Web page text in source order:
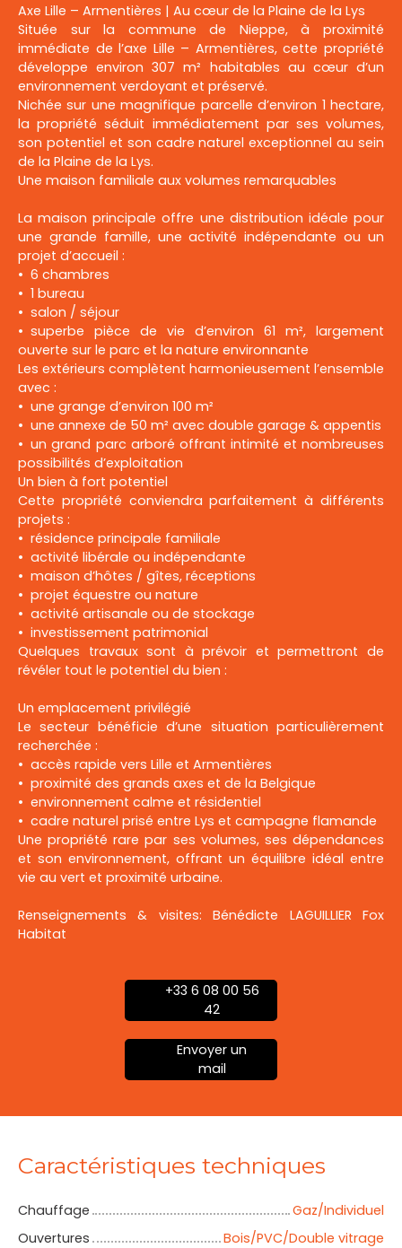
Axe Lille – Armentières | Au cœur de la Plaine de la Lys
Située sur la commune de Nieppe, à proximité
immédiate de l’axe Lille – Armentières, cette propriété
développe environ 307 m² habitables au cœur d’un
environnement verdoyant et préservé.
Nichée sur une magnifique parcelle d’environ 1 hectare,
la propriété séduit immédiatement par ses volumes,
son potentiel et son cadre naturel exceptionnel au sein
de la Plaine de la Lys.
Une maison familiale aux volumes remarquables
La maison principale offre une distribution idéale pour
une grande famille, une activité indépendante ou un
projet d’accueil :
6 chambres
1 bureau
salon / séjour
superbe pièce de vie d’environ 61 m², largement
ouverte sur le parc et la nature environnante
Les extérieurs complètent harmonieusement l’ensemble
avec :
une grange d’environ 100 m²
une annexe de 50 m² avec double garage & appentis
un grand parc arboré offrant intimité et nombreuses
possibilités d’exploitation
Un bien à fort potentiel
Cette propriété conviendra parfaitement à différents
projets :
résidence principale familiale
activité libérale ou indépendante
maison d’hôtes / gîtes, réceptions
projet équestre ou nature
activité artisanale ou de stockage
investissement patrimonial
Quelques travaux sont à prévoir et permettront de
révéler tout le potentiel du bien :
Un emplacement privilégié
Le secteur bénéficie d’une situation particulièrement
recherchée :
accès rapide vers Lille et Armentières
proximité des grands axes et de la Belgique
environnement calme et résidentiel
cadre naturel prisé entre Lys et campagne flamande
Une propriété rare par ses volumes, ses dépendances
et son environnement, offrant un équilibre idéal entre
vie au vert et proximité urbaine.
Renseignements & visites: Bénédicte LAGUILLIER Fox
Habitat
+33 6 08 00 56
42
Envoyer un
mail
Caractéristiques techniques
Chauffage
Gaz/Individuel
Ouvertures
Bois/PVC/Double vitrage